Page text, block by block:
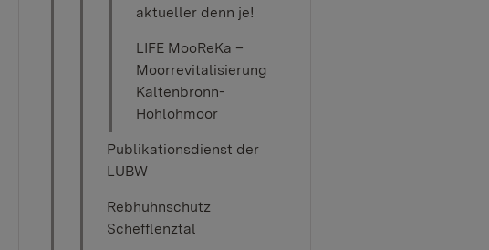
aktueller denn je!
LIFE MooReKa –
Moorrevitalisierung
Kaltenbronn-
Hohlohmoor
Publikationsdienst der
LUBW
Rebhuhnschutz
Schefflenztal